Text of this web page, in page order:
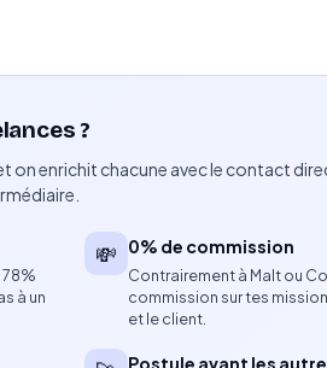
de glossaires, guides de style et
qualité à distance.
de production agiles.
?
on enrichit chacune avec le contact
à un
💸 0% de commission
Contrairement à Malt ou
commission sur tes
et le client.
Postule avant les